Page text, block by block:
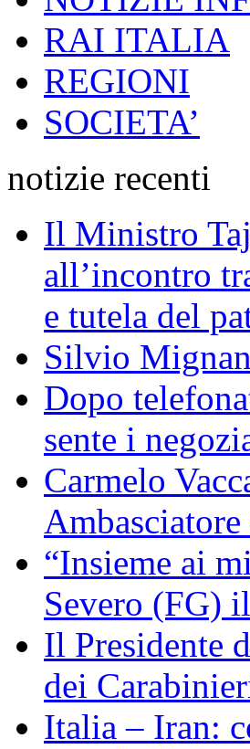
RAI ITALIA
REGIONI
SOCIETA’
notizie recenti
Il Ministro
all’incontro
e tutela del
Silvio
Dopo
sente i
Carmelo
“Insieme ai
Severo (FG)
Il Presidente
dei
Italia – Iran: